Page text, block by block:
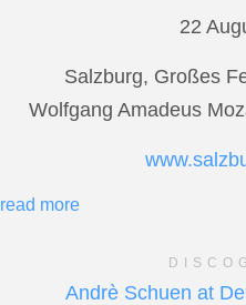
22
Salzburg, Großes
Wolfgang Amadeus
read more
Andrè Schuen at